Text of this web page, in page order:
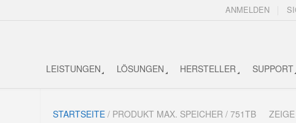
ANMELDEN
LEISTUNGEN LÖSUNGEN HERSTELLER SUPPORT
STARTSEITE / PRODUKT MAX. SPEICHER / 751TB